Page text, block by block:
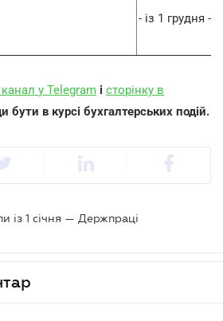
- із 1 грудня -
канал у Telegram і сторінку в
в курсі бухгалтерських подій.
із 1 січня — Держпраці